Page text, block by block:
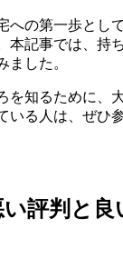
への第一歩とし
本記事では、持
ました。
を知るために、
いる人は、ぜひ
評判と良